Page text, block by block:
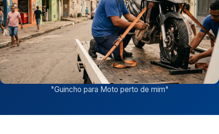
"Guincho para Moto perto de mim"